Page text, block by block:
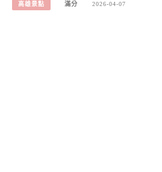
高雄景點 滿分 2026-04-07